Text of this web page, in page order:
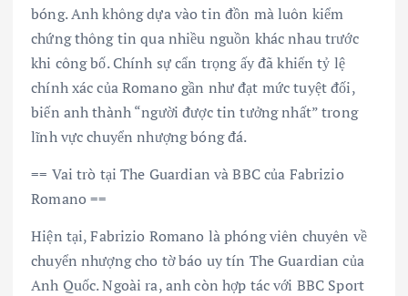
bóng. Anh không dựa vào tin đồn mà luôn kiểm
chứng thông tin qua nhiều nguồn khác nhau trước
khi công bố. Chính sự cẩn trọng ấy đã khiến tỷ lệ
chính xác của Romano gần như đạt mức tuyệt đối,
biến anh thành “người được tin tưởng nhất” trong
lĩnh vực chuyển nhượng bóng đá.
== Vai trò tại The Guardian và BBC của Fabrizio
Romano ==
Hiện tại, Fabrizio Romano là phóng viên chuyên về
chuyển nhượng cho tờ báo uy tín The Guardian của
Anh Quốc. Ngoài ra, anh còn hợp tác với BBC Sport